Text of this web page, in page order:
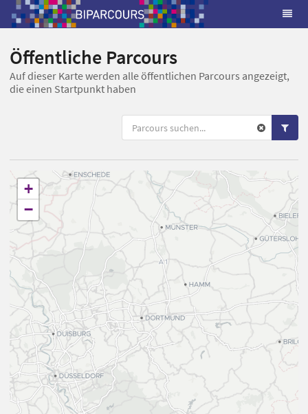
Öffentliche Parcours
Auf dieser Karte werden alle öffentlichen Parcours angezeigt,
die einen Startpunkt haben
+
−